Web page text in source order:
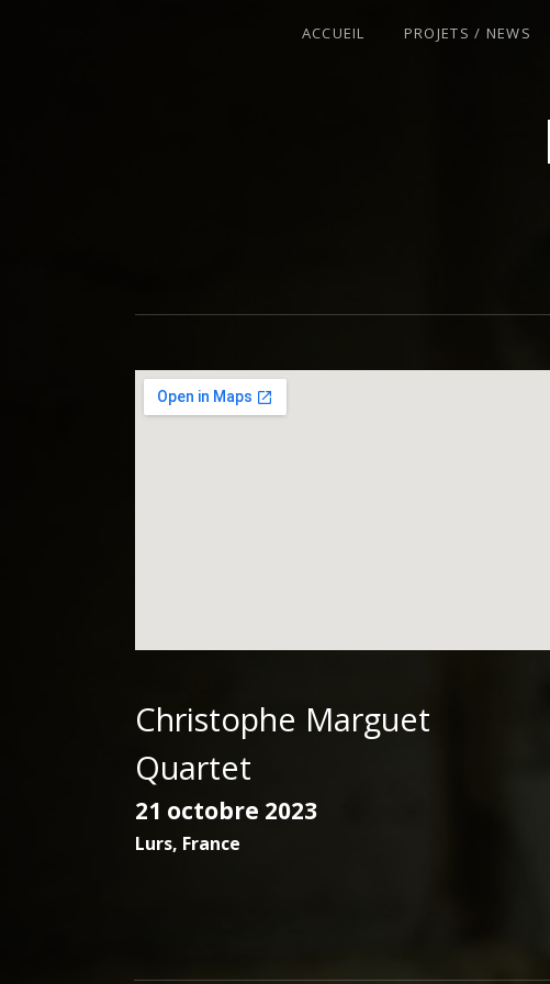
ACCUEIL PROJETS / NEWS
Christophe Marguet
Quartet
21 octobre 2023
Lurs, France